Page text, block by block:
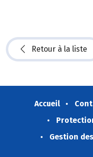
Retour à la liste
Accueil
Gestion